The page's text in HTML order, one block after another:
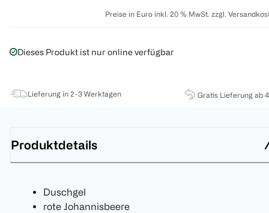
Preise in Euro inkl. 20 % MwSt. zzgl.
Dieses Produkt ist nur online verfügbar
Lieferung in 2-3 Werktagen Gratis Lieferung ab
Produktdetails
Duschgel
rote Johannisbeere